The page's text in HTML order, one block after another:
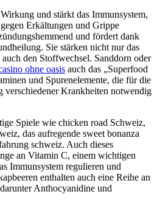
und stärkt das Immunsystem,
Erkältungen und Grippe
und fördert dank
Sie stärken nicht nur das
den Stoffwechsel. Sanddorn oder
ohne oasis auch das „Superfood
und Spurenelemente, die für die
verschiedener Krankheiten notwendig
Spiele wie chicken road Schweiz,
das aufregende sweet bonanza
schweiz. Auch dieses
an Vitamin C, einem wichtigen
Immunsystem regulieren und
enthalten auch eine Reihe an
Anthocyanidine und